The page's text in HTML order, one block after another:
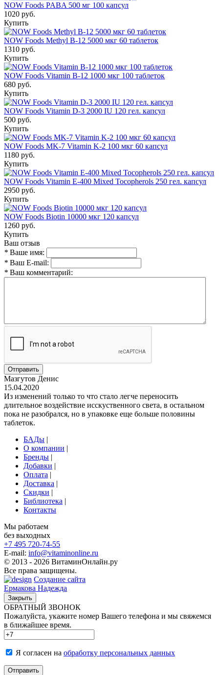
NOW Foods PABA 500 мг 100 капсул
1020 руб.
Купить
NOW Foods Methyl B-12 5000 мкг 60 таблеток
1310 руб.
Купить
NOW Foods Vitamin B-12 1000 мкг 100 таблеток
680 руб.
Купить
NOW Foods Vitamin D-3 2000 IU 120 гел. капсул
500 руб.
Купить
NOW Foods MK-7 Vitamin K-2 100 мкг 60 капсул
1180 руб.
Купить
NOW Foods Vitamin E-400 Mixed Tocopherols 250 гел. капсул
2950 руб.
Купить
NOW Foods Biotin 10000 мкг 120 капсул
1260 руб.
Купить
Ваш отзыв
* Ваше имя:
* Ваш E-mail:
* Ваш комментарий:
Отправить
Мазгутов Денис
15.04.2020
Из изменений только то что стало легче переносить
длительное воздействие исскуственного света, в остальном
пока не разобрался, но в упаковке еще больше половины
таблеток.
БАДы |
О компании |
Бренды |
Добавки |
Оплата |
Доставка |
Скидки |
Библиотека |
Контакты
Мы работаем
без выходных
+7 495 720-74-55
E-mail: info@vitaminonline.ru
© 2013 - 2026 ВитаминОнлайн.ру
Все права защищены.
Создание сайта
Ермакова Надежда
Закрыть
ОБРАТНЫЙ ЗВОНОК
Пожалуйста, укажите номер Вашего телефона и мы свяжемся
в ближайшее время.
Я согласен на обработку персональных данных
Отправить